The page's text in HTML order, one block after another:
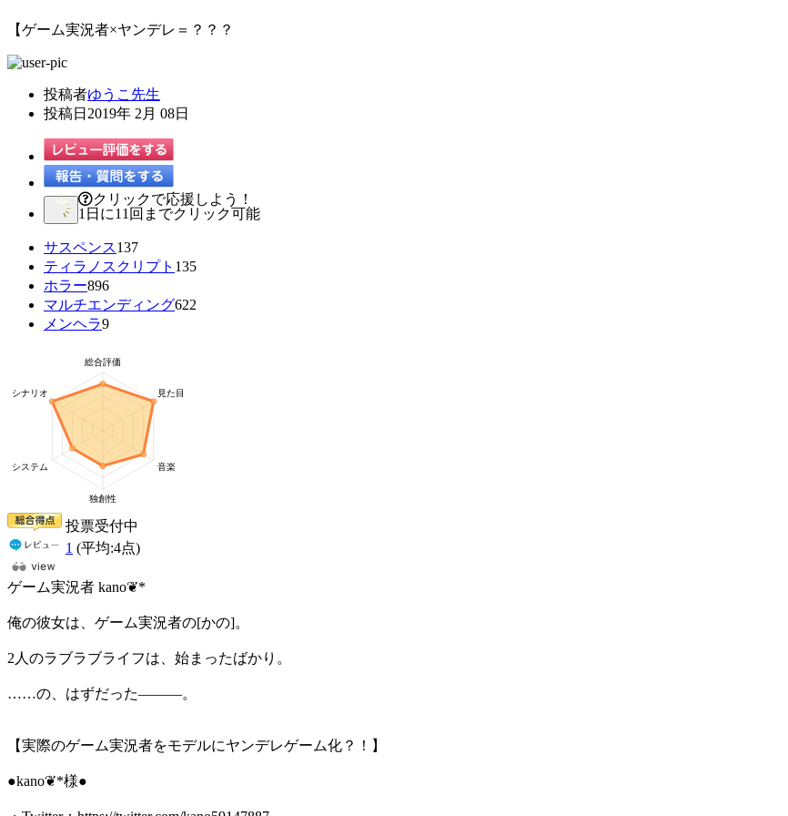
【ゲーム実況者×ヤンデレ＝？？？
投稿者ゆうこ先生
投稿日 2019年 2月 08日
クリックで応援しよう！
1日に11回までクリック可能
サスペンス137
ティラノスクリプト 135
ホラー896
マルチエンディング622
メンヘラ9
投票受付中
1 (平均:4点)
ゲーム実況者 kano❦*
俺の彼女は、ゲーム実況者の[かの]。
2人のラブラブライフは、始まったばかり。
……の、はずだった―――。
【実際のゲーム実況者をモデルにヤンデレゲーム化？！】
●kano❦*様●